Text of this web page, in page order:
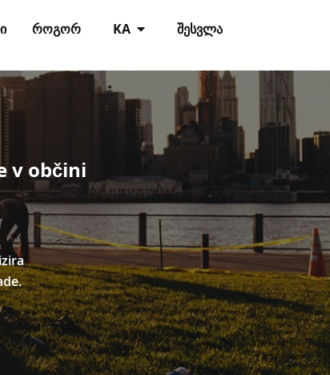
ᲨᲔᲡᲕᲚᲐ
KA
ᲠᲝᲒᲝᲠ
v občini